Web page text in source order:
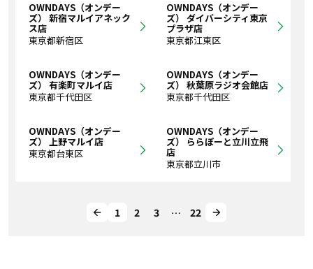
OWNDAYS（オンデー
ズ） 新宿マルイアネック
ス店
東京都新宿区
OWNDAYS（オンデー
ズ） ダイバーシティ東京
プラザ店
東京都江東区
OWNDAYS（オンデー
ズ） 有楽町マルイ店
東京都千代田区
OWNDAYS（オンデー
ズ） 秋葉原ラジオ会館店
東京都千代田区
OWNDAYS（オンデー
ズ） 上野マルイ店
東京都台東区
OWNDAYS（オンデー
ズ） ららぽーと立川立飛
店
東京都立川市
1 2 3 … 22